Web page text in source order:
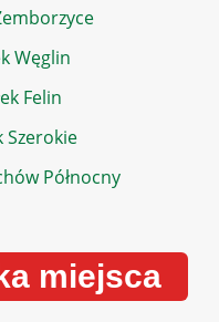
Węglin
Felin
Szerokie
Północny
miejsca